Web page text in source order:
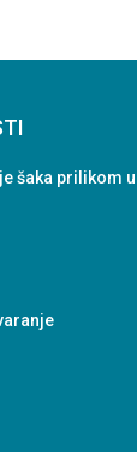
šaka prilikom